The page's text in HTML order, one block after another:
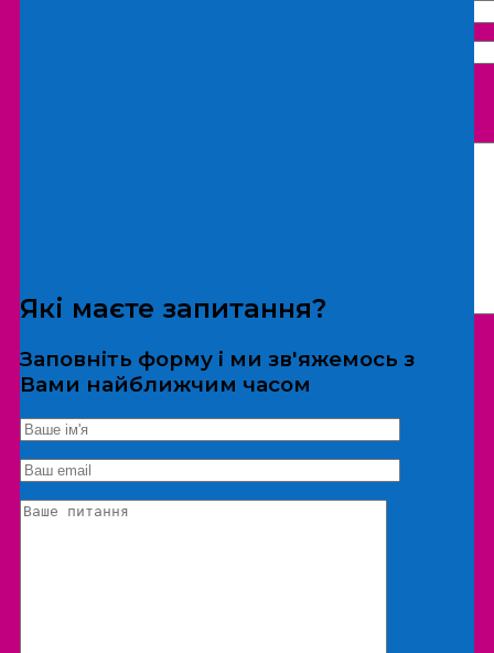
*Дані не передаються третім особам
Екскурсія/локація
Які маєте запитання?
Заповніть форму і ми зв'яжемось з
Вами найближчим часом